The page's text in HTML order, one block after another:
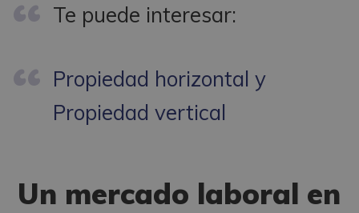
Te puede interesar:
Propiedad horizontal y
Propiedad vertical
Un mercado laboral en